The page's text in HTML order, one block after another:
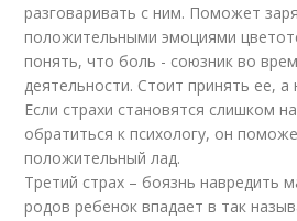
разговаривать с ним. Поможет
положительными эмоциями
понять, что боль - союзник во
деятельности. Стоит принять ее, а
Если страхи становятся слишком
обратиться к психологу, он
положительный лад.
Третий страх – боязнь навредить
родов ребенок впадает в так